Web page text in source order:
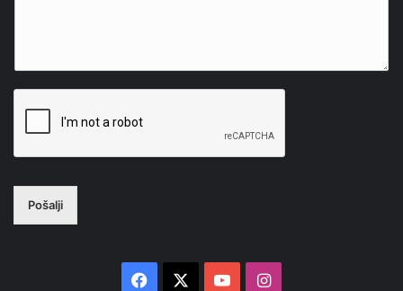
Pošalji
Facebook YouTubeInstagram